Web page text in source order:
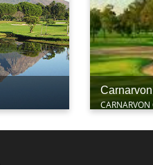
CARNARVON